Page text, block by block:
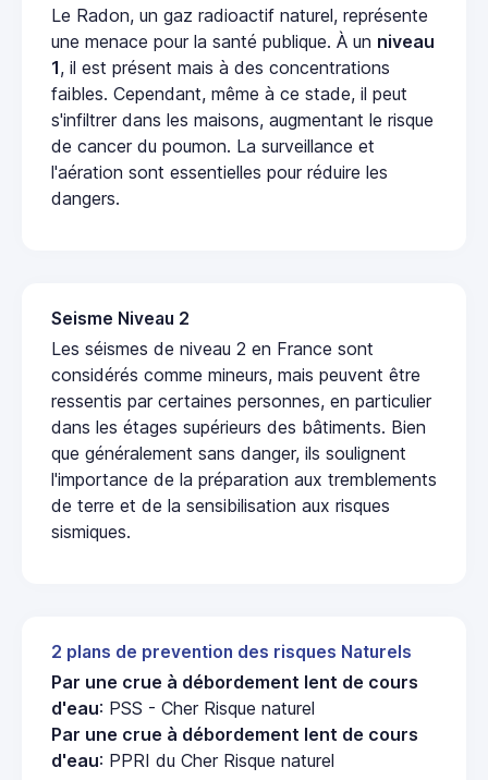
Le Radon, un gaz radioactif naturel, représente
une menace pour la santé publique. À un niveau
1, il est présent mais à des concentrations
faibles. Cependant, même à ce stade, il peut
s'infiltrer dans les maisons, augmentant le risque
de cancer du poumon. La surveillance et
l'aération sont essentielles pour réduire les
dangers.
Seisme Niveau 2
Les séismes de niveau 2 en France sont
considérés comme mineurs, mais peuvent être
ressentis par certaines personnes, en particulier
dans les étages supérieurs des bâtiments. Bien
que généralement sans danger, ils soulignent
l'importance de la préparation aux tremblements
de terre et de la sensibilisation aux risques
sismiques.
2 plans de prevention des risques Naturels
Par une crue à débordement lent de cours
d'eau: PSS - Cher Risque naturel
Par une crue à débordement lent de cours
d'eau: PPRI du Cher Risque naturel